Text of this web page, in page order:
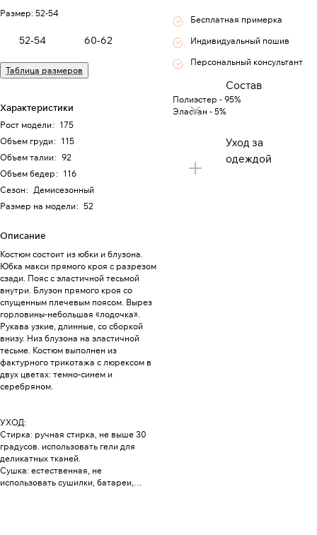
Размер: 52-54
52-54 60-62
Таблица размеров
Характеристики
Рост модели: 175
Объем груди: 115
Объем талии: 92
Объем бедер: 116
Сезон: Демисезонный
Размер на модели: 52
Описание
Костюм состоит из юбки и блузона.
Юбка макси прямого кроя с разрезом
сзади. Пояс с эластичной тесьмой
внутри. Блузон прямого кроя со
спущенным плечевым поясом. Вырез
горловины-небольшая «лодочка».
Рукава узкие, длинные, со сборкой
внизу. Низ блузона на эластичной
тесьме. Костюм выполнен из
фактурного трикотажа с люрексом в
двух цветах: темно-синем и
серебряном.
УХОД:
Стирка: ручная стирка, не выше 30
градусов. использовать гели для
деликатных тканей.
Сушка: естественная, не
использовать сушилки, батареи,
Бесплатная примерка
Индивидуальный пошив
Персональный консультант
Состав
Полиэстер - 95%
Эластан - 5%
Уход за
одеждой